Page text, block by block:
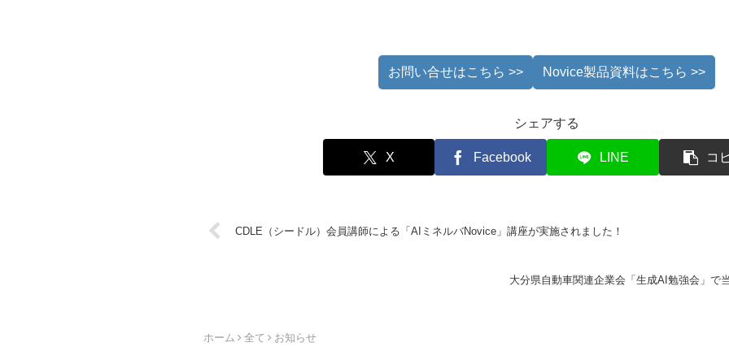
お問い合せはこちら >> Novice製品資料はこちら >>
シェアする
X Facebook LINE コ
CDLE（シードル）会員講師による「AIミネルバNovice」講座が実施されました！
大分県自動車関連企業会「生成AI勉強会」で
ホーム 全て お知らせ